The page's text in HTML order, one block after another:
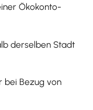
Ökokonto-
derselben Stadt
bei Bezug von